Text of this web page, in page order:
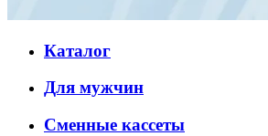
Каталог
Для мужчин
Сменные кассеты